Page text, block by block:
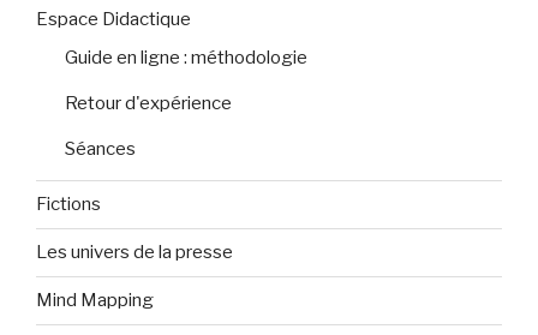
Espace Didactique
Guide en ligne : méthodologie
Retour d'expérience
Séances
Fictions
Les univers de la presse
Mind Mapping